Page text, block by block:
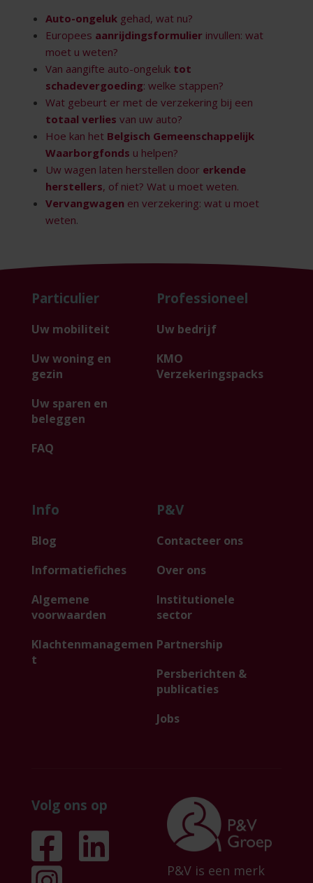
Auto-ongeluk gehad, wat nu?
Europees aanrijdingsformulier invullen: wat
moet u weten?
Van aangifte auto-ongeluk tot
schadevergoeding: welke stappen?
Wat gebeurt er met de verzekering bij een
totaal verlies van uw auto?
Hoe kan het Belgisch Gemeenschappelijk
Waarborgfonds u helpen?
Uw wagen laten herstellen door erkende
herstellers, of niet? Wat u moet weten.
Vervangwagen en verzekering: wat u moet
weten.
Particulier
Uw mobiliteit
Uw woning en
gezin
Uw sparen en
beleggen
FAQ
Professioneel
Uw bedrijf
KMO
Verzekeringspacks
Info
Blog
Informatiefiches
Algemene
voorwaarden
Klachtenmanagemen
t
P&V
Contacteer ons
Over ons
Institutionele
sector
Partnership
Persberichten &
publicaties
Jobs
Volg ons op
P&V is een merk